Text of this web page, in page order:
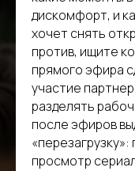
дискомфорт, и
хочет снять
против, ищите
прямого эфира
участие
разделять
после эфиров
просмотр